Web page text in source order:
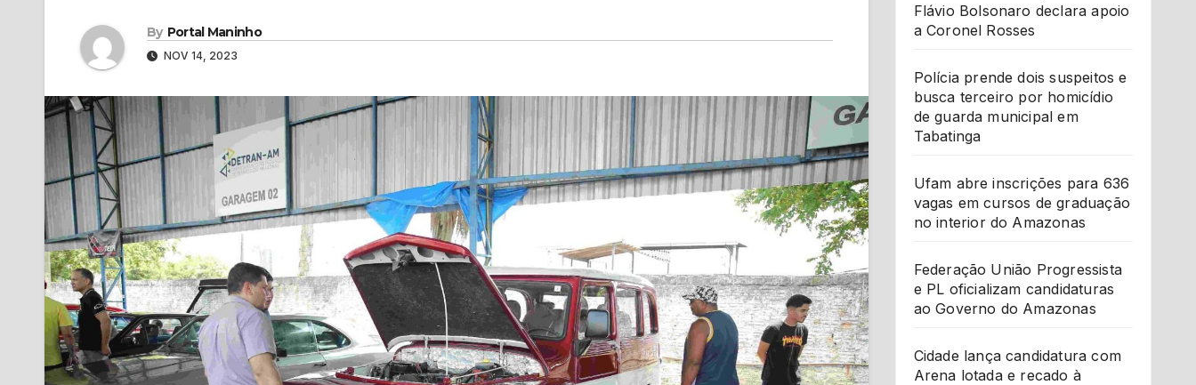
By Portal Maninho
NOV 14, 2023
Flávio Bolsonaro declara apoio
a Coronel Rosses
Polícia prende dois suspeitos e
busca terceiro por homicídio
de guarda municipal em
Tabatinga
Ufam abre inscrições para 636
vagas em cursos de graduação
no interior do Amazonas
Federação União Progressista
e PL oficializam candidaturas
ao Governo do Amazonas
Cidade lança candidatura com
Arena lotada e recado à